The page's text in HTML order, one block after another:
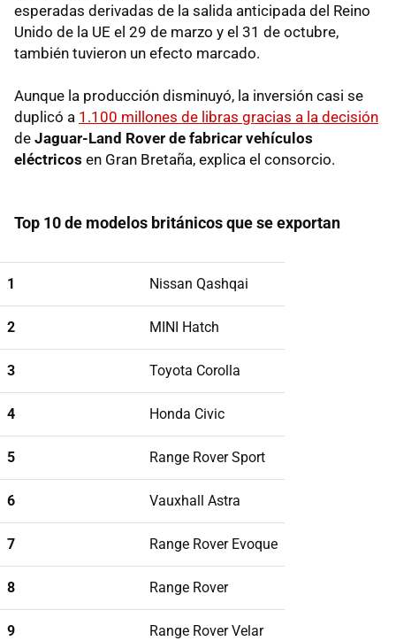
esperadas derivadas de la salida anticipada del Reino
Unido de la UE el 29 de marzo y el 31 de octubre,
también tuvieron un efecto marcado.
Aunque la producción disminuyó, la inversión casi se
duplicó a 1.100 millones de libras gracias a la decisión
de Jaguar-Land Rover de fabricar vehículos
eléctricos en Gran Bretaña, explica el consorcio.
Top 10 de modelos británicos que se exportan
1 Nissan Qashqai
2 MINI Hatch
3 Toyota Corolla
4 Honda Civic
5 Range Rover Sport
6 Vauxhall Astra
7 Range Rover Evoque
8 Range Rover
9 Range Rover Velar